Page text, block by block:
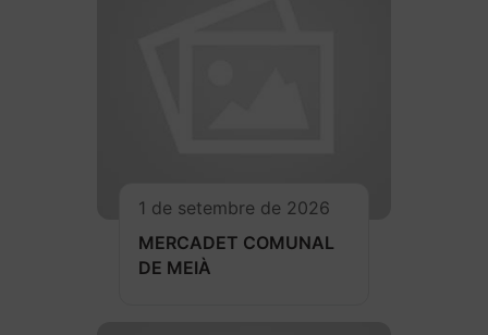
1 de setembre de 2026
MERCADET COMUNAL
DE MEIÀ